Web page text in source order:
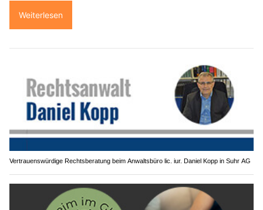
Weiterlesen
Vertrauenswürdige Rechtsberatung beim Anwaltsbüro lic. iur. Daniel Kopp in Suhr AG